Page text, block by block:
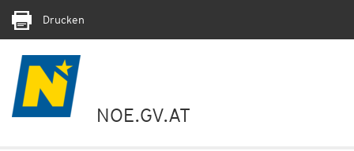
Drucken
NOE.GV.AT